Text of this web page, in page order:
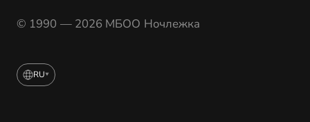
© 1990 — 2026 МБОО Ночлежка
RU